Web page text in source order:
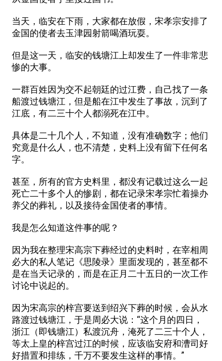
当天，临安在下雨，大家都在放假，宋孝宗安排了
金国的使者去玉津园射箭喝酒玩耍。
但是这一天，临安的钱塘江上却发生了一件非常悲
惨的大事。
一群百姓因为交不起朝廷的过江费，自己找了一条
船渡过钱塘江，但是船在江中发生了事故，沉到了
江底，有二三十个人都溺死在江中。
具体是二十几个人，不知道，没有准确数字；他们
究竟是什么人，也不清楚，史料上没有留下任何名
字。
甚至，所有的官方史料里，都没有记载过这么一起
死亡二十多个人的惨剧，都在记录宋孝宗忙着操办
养父的葬礼，以及接待金国使者的事情。
我是怎么知道这件事的呢？
因为我在整理宋高宗下葬经过的史料时，在宰相周
必大的私人笔记《思陵录》里面发现的，甚至都不
是在当天记录的，而是在正月二十五日的一次工作
讨论中说起的。
因为宋高宗的梓宫要送到绍兴下葬的时候，会从水
路渡过钱塘江，于是周必大说：“这个月的四日，
浙江（即钱塘江）私渡沉舟，淹死了二三十个人，
等太上皇的梓宫过江的时候，应该临安府和漕司好
好措置和排练，千万不要发生这样的事情。”